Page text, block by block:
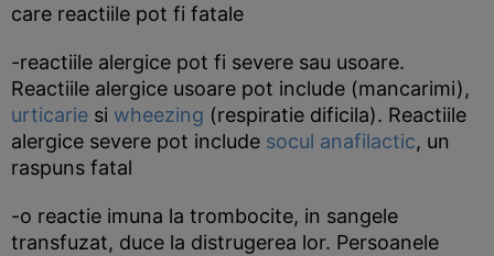
care reactiile pot fi fatale
-reactiile alergice pot fi severe sau usoare.
Reactiile alergice usoare pot include (mancarimi),
urticarie si wheezing (respiratie dificila). Reactiile
alergice severe pot include socul anafilactic, un
raspuns fatal
-o reactie imuna la trombocite, in sangele
transfuzat, duce la distrugerea lor. Persoanele